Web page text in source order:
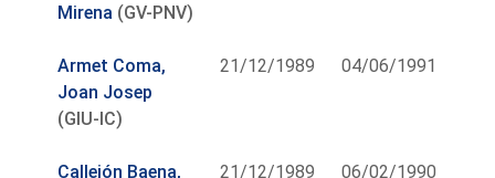
Mirena (GV-PNV)
Armet Coma,
Joan Josep
(GIU-IC)
21/12/1989 04/06/1991
Callejón Baena,
21/12/1989 06/02/1990